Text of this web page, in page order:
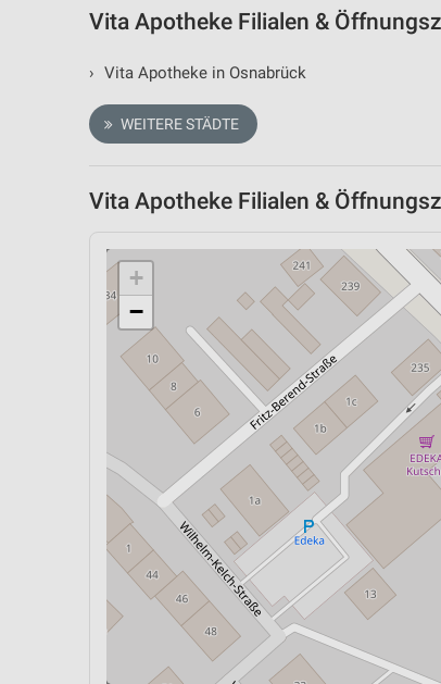
Vita Apotheke Filialen &
› Vita Apotheke in Osnabrück
WEITERE STÄDTE
Vita Apotheke Filialen &
+
−